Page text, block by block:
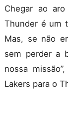
Chegar ao
Thunder é um
Mas, se não
sem perder a
nossa
Lakers para o